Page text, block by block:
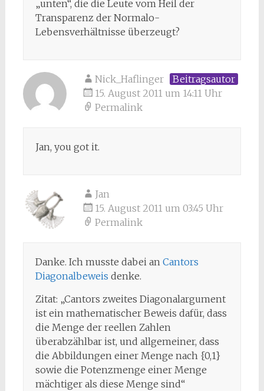
„unten“, die die Leute vom Heil der
Transparenz der Normalo-
Lebensverhältnisse überzeugt?
Nick_Haflinger
Beitragsautor
15. August 2011 um 14:11 Uhr
Permalink
Jan, you got it.
Jan
15. August 2011 um 03:45 Uhr
Permalink
Danke. Ich musste dabei an Cantors
Diagonalbeweis denke.
Zitat: „Cantors zweites Diagonalargument
ist ein mathematischer Beweis dafür, dass
die Menge der reellen Zahlen
überabzählbar ist, und allgemeiner, dass
die Abbildungen einer Menge nach {0,1}
sowie die Potenzmenge einer Menge
mächtiger als diese Menge sind“